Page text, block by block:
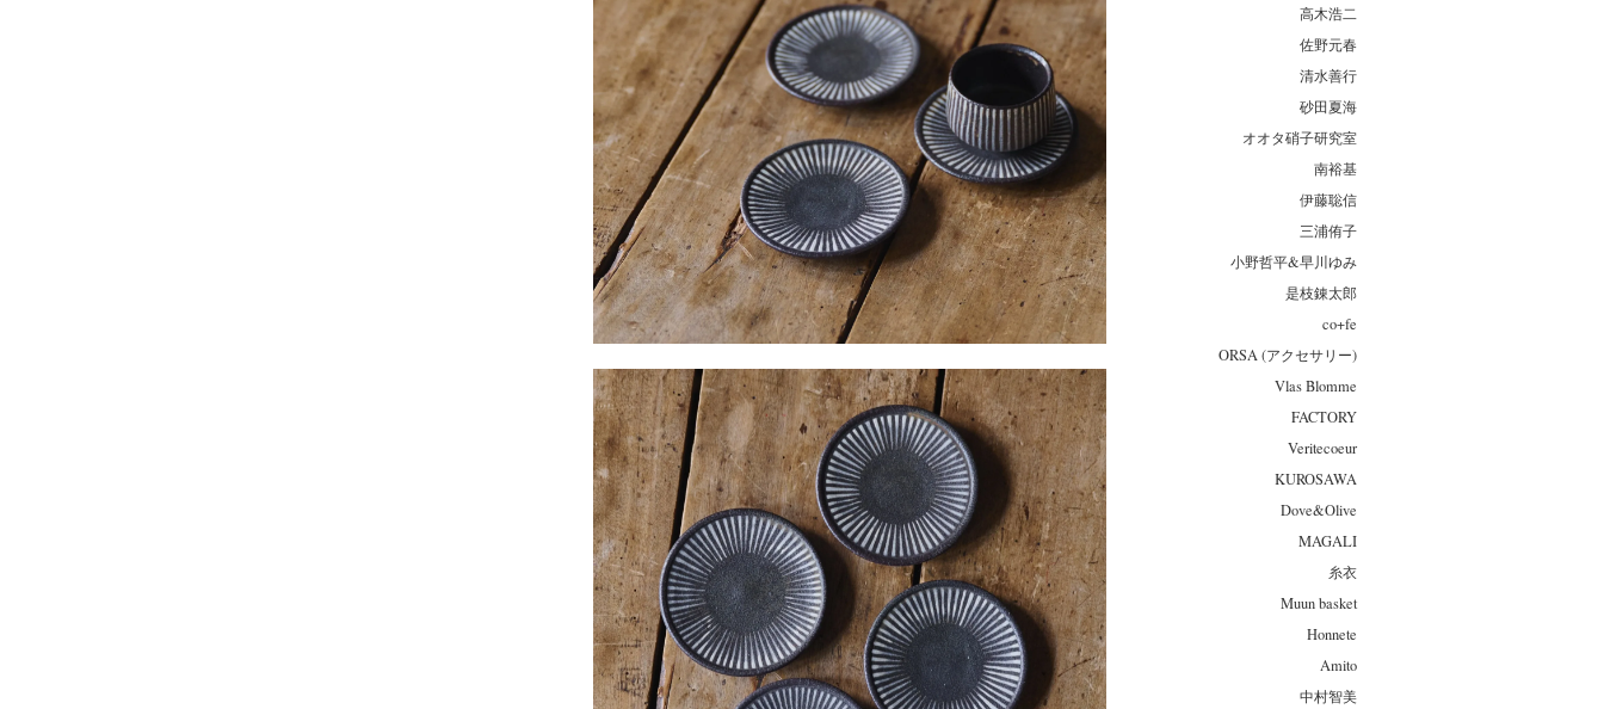
高木浩二
佐野元春
清水善行
砂田夏海
オオタ硝子研究室
南裕基
伊藤聡信
三浦侑子
小野哲平&早川ゆみ
是枝錬太郎
co+fe
ORSA (アクセサリー)
Vlas Blomme
FACTORY
Veritecoeur
KUROSAWA
Dove&Olive
MAGALI
糸衣
Muun basket
Honnete
Amito
中村智美